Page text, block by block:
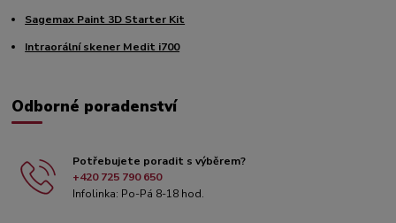
Sagemax Paint 3D Starter Kit
Intraorální skener Medit i700
Odborné poradenství
Potřebujete poradit s výběrem?
+420 725 790 650
Infolinka: Po-Pá 8-18 hod.